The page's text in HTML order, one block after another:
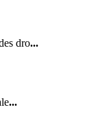
dro...
...